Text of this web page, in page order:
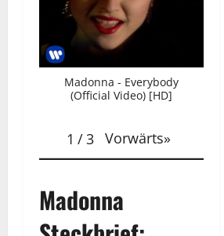
Madonna - Everybody
(Official Video) [HD]
1 /3 Vorwärts»
Madonna